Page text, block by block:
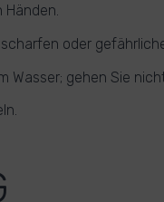
Händen.
oder
Wasser; gehen Sie